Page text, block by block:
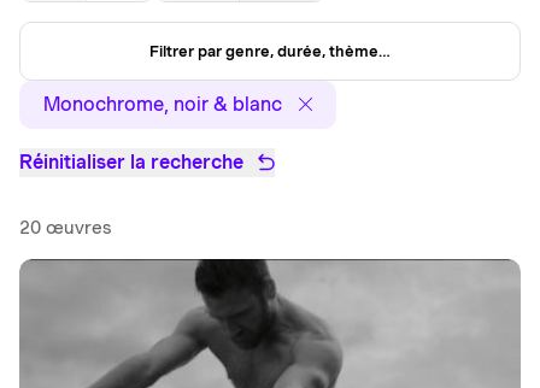
Filtrer par genre, durée, thème…
Monochrome, noir & blanc
Réinitialiser la recherche
20 œuvres